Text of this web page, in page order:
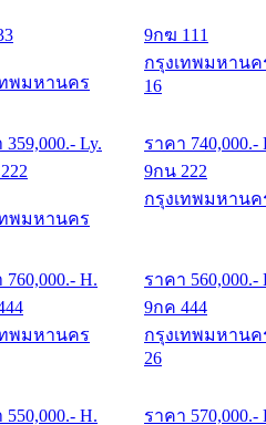
ทพมหานคร
359,000.- Ly.
9กฆ 111
กรุงเทพมหานค
16
ราคา 740,000.-
ทพมหานคร
760,000.- H.
9กน 222
กรุงเทพมหานค
ราคา 560,000.-
ทพมหานคร
550,000.- H.
9กค 444
กรุงเทพมหานค
26
ราคา 570,000.-